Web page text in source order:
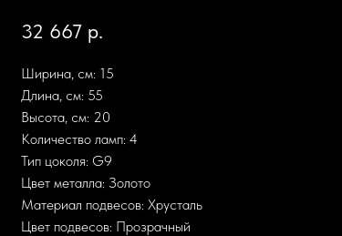
32 667 р.
Ширина, см: 15
Длина, см: 55
Высота, см: 20
Количество ламп: 4
Тип цоколя: G9
Цвет металла: Золото
Материал подвесов: Хрусталь
Цвет подвесов: Прозрачный